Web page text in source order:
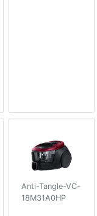
Anti-Tangle-VC-
18M31A0HP